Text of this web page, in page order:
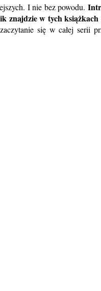
I nie bez powodu.
znajdzie w tych książkach
się w całej serii